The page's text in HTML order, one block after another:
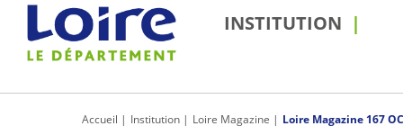
INSTITUTION
Accueil Institution Loire Magazine Loire Magazine 167